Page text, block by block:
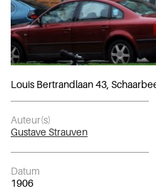
Louis Bertrandlaan 43,
Auteur(s)
Gustave Strauven
Datum
1906